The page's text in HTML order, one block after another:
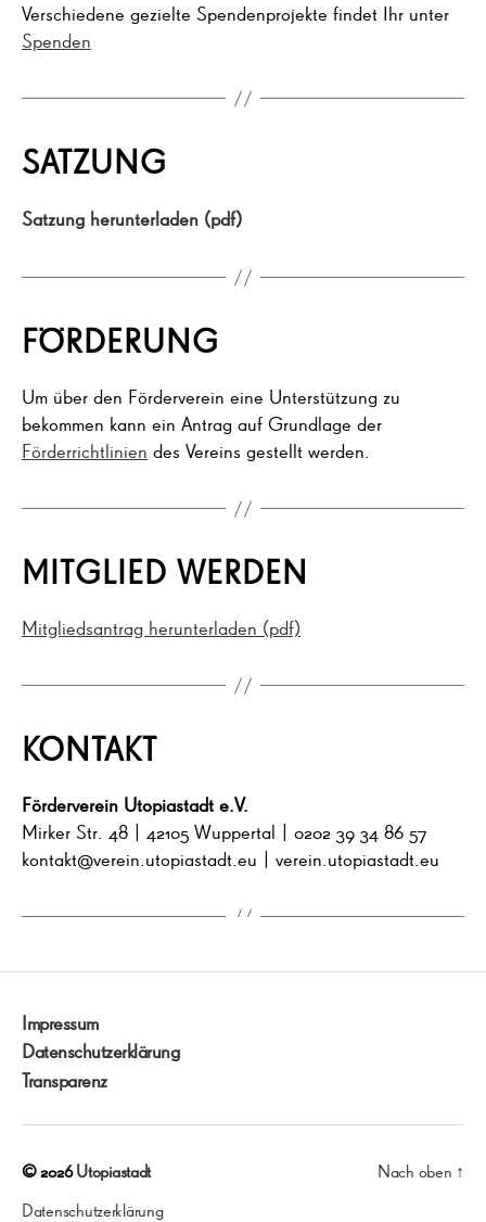
Verschiedene gezielte Spendenprojekte findet Ihr unter
Spenden
SATZUNG
Satzung herunterladen (pdf)
FÖRDERUNG
Um über den Förderverein eine Unterstützung zu
bekommen kann ein Antrag auf Grundlage der
Förderrichtlinien des Vereins gestellt werden.
MITGLIED WERDEN
Mitgliedsantrag herunterladen (pdf)
KONTAKT
Förderverein Utopiastadt e.V.
Mirker Str. 48 | 42105 Wuppertal | 0202 39 34 86 57
kontakt@verein.utopiastadt.eu | verein.utopiastadt.eu
Impressum
Datenschutzerklärung
Transparenz
© 2026Utopiastadt
Datenschutzerklärung
Nach oben ↑